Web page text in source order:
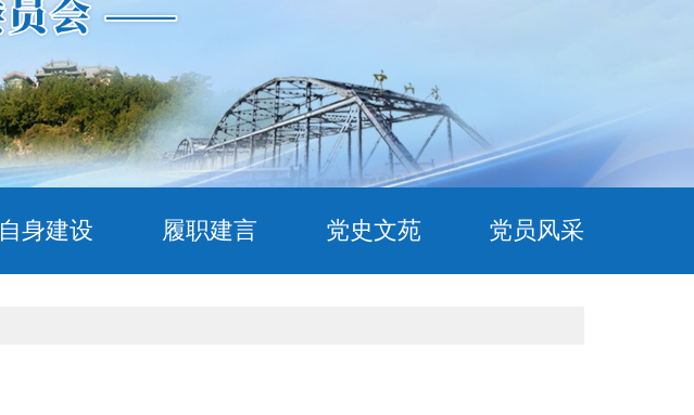
自身建设 履职建言 党史文苑 党员风采